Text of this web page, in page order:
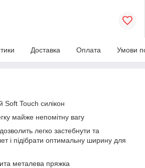
Доставка Оплата Умови
Soft Touch силікон
майже непомітну вагу
легко застебнути та
і підібрати оптимальну ширину для
металева пряжка